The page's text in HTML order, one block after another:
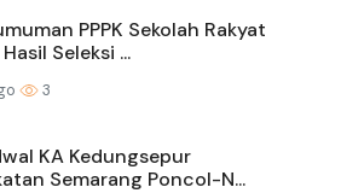
PPPK Sekolah Rakyat
Seleksi ...
3
KA Kedungsepur
Semarang Poncol-N...